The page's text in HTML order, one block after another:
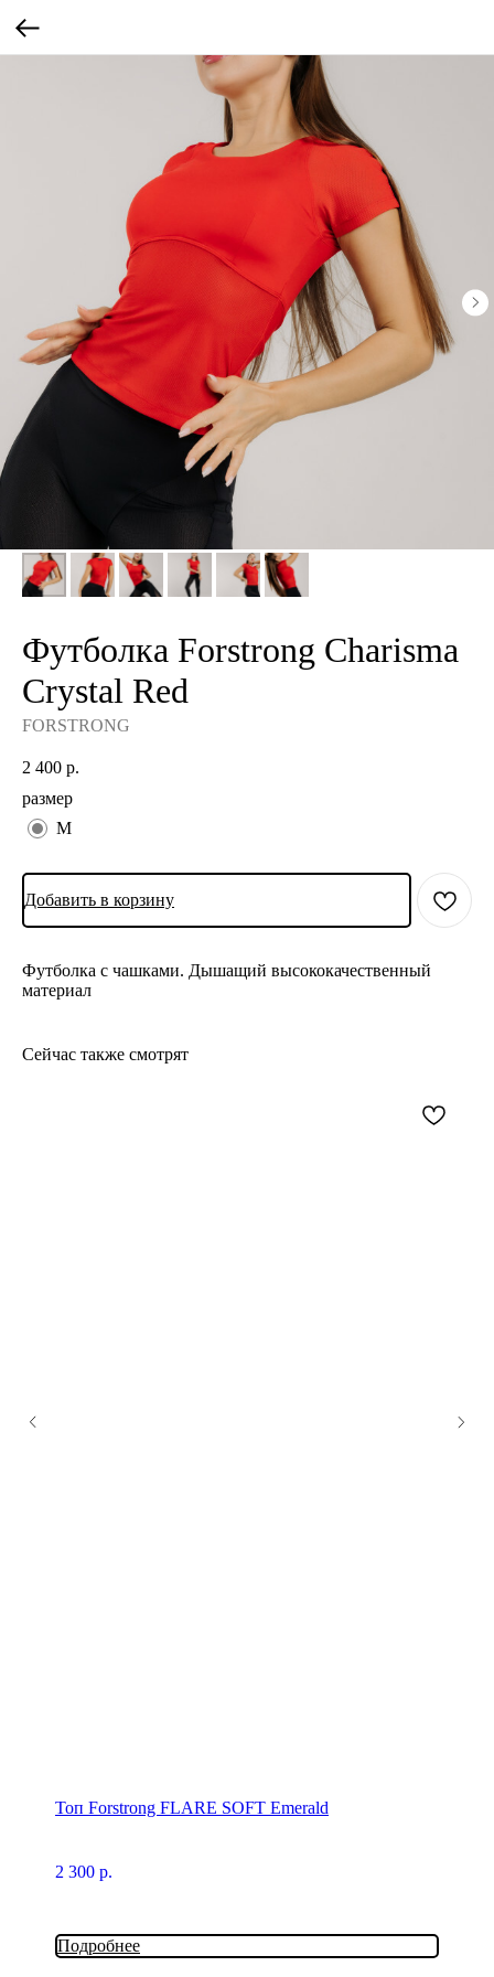
Футболка Forstrong Charisma
Crystal Red
FORSTRONG
2 400 р.
размер
M
Добавить в корзину
Футболка с чашками. Дышащий высококачественный
материал
Сейчас также смотрят
Топ Forstrong FLARE SOFT Emerald
2 300 р.
Подробнее